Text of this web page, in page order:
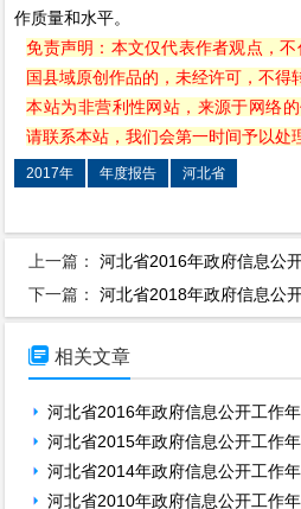
作质量和水平。
免责声明：本文仅代表作者观点，
国县域原创作品的，未经许可，不得
本站为非营利性网站，来源于网络
请联系本站，我们会第一时间予以处
2017年 年度报告 河北省
上一篇：河北省2016年政府信息公
下一篇：河北省2018年政府信息公
 相关文章
河北省2016年政府信息公开工作
河北省2015年政府信息公开工作
河北省2014年政府信息公开工作
河北省2010年政府信息公开工作